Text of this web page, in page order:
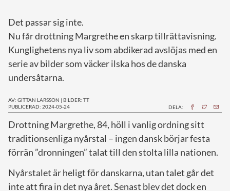
Det passar sig inte.
Nu får drottning Margrethe en skarp tillrättavisning.
Kunglighetens nya liv som abdikerad avslöjas med en
serie av bilder som väcker ilska hos de danska
undersåtarna.
AV: GITTAN LARSSON | BILDER: TT
PUBLICERAD: 2024-05-24
DELA:
Drottning Margrethe, 84, höll i vanlig ordning sitt
traditionsenliga nyårstal – ingen dansk börjar festa
förrän ”dronningen” talat till den stolta lilla nationen.
Nyårstalet är heligt för danskarna, utan talet går det
inte att fira in det nya året. Senast blev det dock en